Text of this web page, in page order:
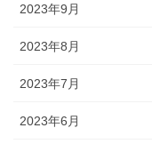
2023年9月
2023年8月
2023年7月
2023年6月